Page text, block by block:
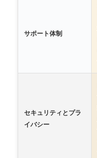
サポート体制
セキュリティとプラ
イバシー